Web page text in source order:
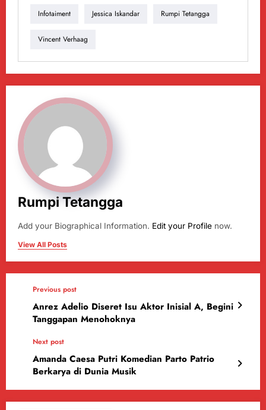
Infotaiment Jessica Iskandar Rumpi Tetangga
Vincent Verhaag
Rumpi Tetangga
Add your Biographical Information. Edit your Profile now.
View All Posts
Previous post
Anrez Adelio Diseret Isu Aktor Inisial A, Begini
Tanggapan Menohoknya
Next post
Amanda Caesa Putri Komedian Parto Patrio
Berkarya di Dunia Musik